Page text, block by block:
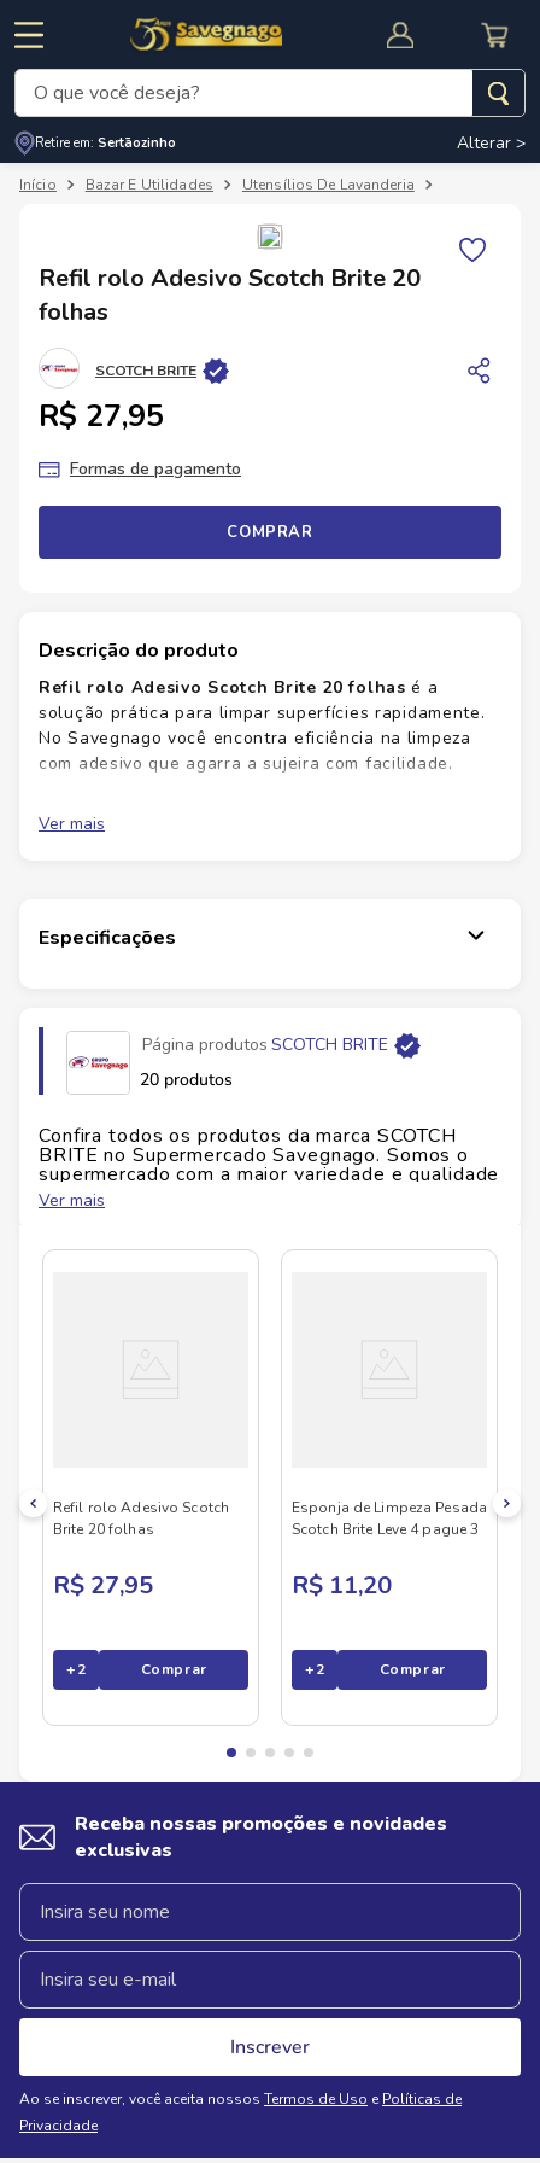
CUPOM DE DESCONTO
O que você deseja?
Retire em: Sertãozinho Alterar >
Bazar E Utilidades Utensílios De Lavanderia
Refil rolo Adesivo Scotch Brite 20
folhas
SCOTCH BRITE
R$ 27,95
Formas de pagamento
COMPRAR
Descrição do produto
Refil rolo Adesivo Scotch Brite 20 folhas é a
solução prática para limpar superfícies rapidamente.
No Savegnago você encontra eficiência na limpeza
com adesivo que agarra a sujeira com facilidade.
sem esforço
madeira selada
Conquiste uma limpeza mais eficiente com menos
esforço. Garanta já o seu refil e mantenha as
superfícies com aparência de novas.
tenha praticidade no dia a dia.
Ficha Técnica
Marca:Scotch Brite
Ver mais
Especificações
EAN
Id do produto 94426
Altura
Largura 0.111 cm
Página produtos SCOTCH BRITE
20 produtos
Confira todos os produtos da marca SCOTCH
BRITE no Supermercado Savegnago. Somos o
supermercado com a maior variedade e qualidade
do Brasil!
de produtos SCOTCH BRITE, confira abaixo:
Ver mais
Refil rolo Adesivo Scotch
Brite 20 folhas
R$ 27,95
+2 Comprar
Esponja de Limpeza Pesada
Scotch Brite Leve 4 pague 3
R$ 11,20
+2 Comprar
Receba nossas promoções e novidades
exclusivas
Inscrever
Ao se inscrever, você aceita nossos Termos de Uso e Políticas de
Privacidade
Termos mais buscados
3º
cerveja
5º arroz